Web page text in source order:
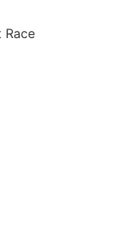
Race